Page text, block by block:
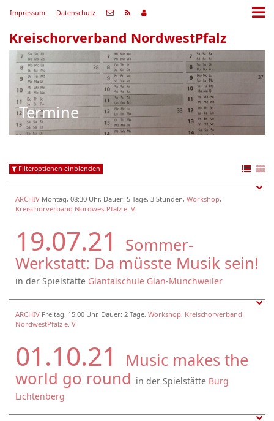
Impressum Datenschutz
Kreischorverband NordwestPfalz
Termine
Filteroptionen einblenden
ARCHIV Montag, 08:30 Uhr, Dauer: 5 Tage, 3 Stunden, Workshop,
Kreischorverband NordwestPfalz e. V.
19.07.21
Sommer-
Werkstatt: Da müsste Musik sein!
in der Spielstätte Glantalschule Glan-Münchweiler
ARCHIV Freitag, 15:00 Uhr, Dauer: 2 Tage, Workshop, Kreischorverband
NordwestPfalz e. V.
01.10.21
Music makes the
world go round in der Spielstätte Burg
Lichtenberg